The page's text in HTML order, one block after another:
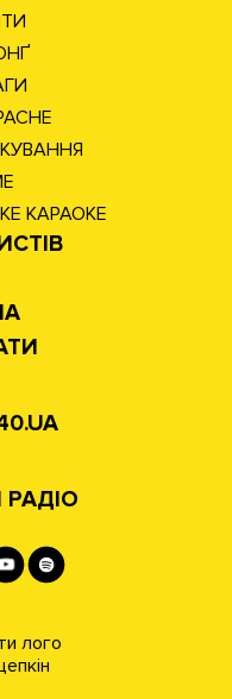
КАРАОКЕ
лого